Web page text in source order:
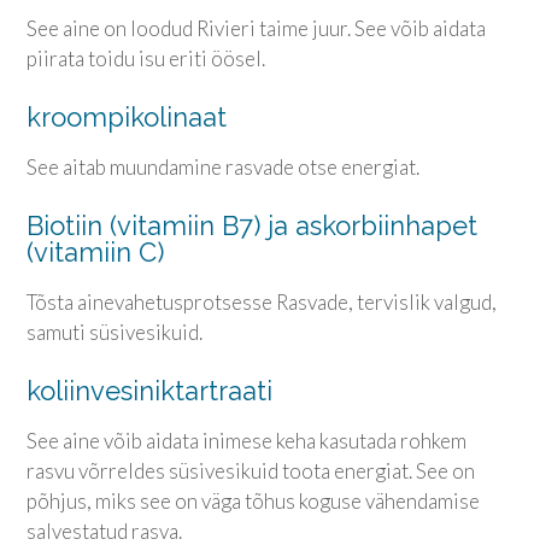
See aine on loodud Rivieri taime juur. See võib aidata
piirata toidu isu eriti öösel.
kroompikolinaat
See aitab muundamine rasvade otse energiat.
Biotiin (vitamiin B7) ja askorbiinhapet
(vitamiin C)
Tõsta ainevahetusprotsesse Rasvade, tervislik valgud,
samuti süsivesikuid.
koliinvesiniktartraati
See aine võib aidata inimese keha kasutada rohkem
rasvu võrreldes süsivesikuid toota energiat. See on
põhjus, miks see on väga tõhus koguse vähendamise
salvestatud rasva.